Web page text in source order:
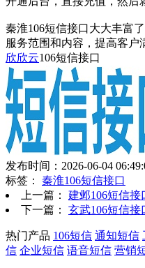
秦淮106短信接口大大丰富
服务范围和内容，提高客户
欣欣云106短信接口
发布时间：2026-06-04
标签： 秦淮106短信接口
上一篇： 建邺106短信接
下一篇： 玄武106短信接
热门产品 106短信 通知短信
信 企业短信 语音短信 营销